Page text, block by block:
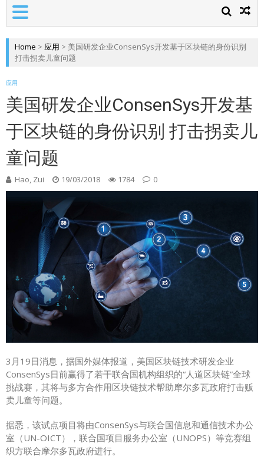
Home > 应用 > 美国研发企业ConsenSys开发基于区块链的身份识别
打击拐卖儿童问题
应用
美国研发企业ConsenSys开发基
于区块链的身份识别 打击拐卖儿
童问题
Hao, Zui 19/03/2018 1784 0
3月19日消息，据国外媒体报道，美国区块链技术研发企业
ConsenSys日前赢得了若干联合国机构组织的“人道区块链”全球
挑战赛，其将与多方合作用区块链技术帮助摩尔多瓦政府打击贩
卖儿童等问题。
据悉，该试点项目将由ConsenSys与联合国信息和通信技术办公
室（UN-OICT），联合国项目服务办公室（UNOPS）等竞赛组
织方联合摩尔多瓦政府进行。